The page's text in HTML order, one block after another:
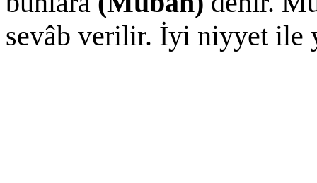
sevâb verilir. İyi niyyet ile